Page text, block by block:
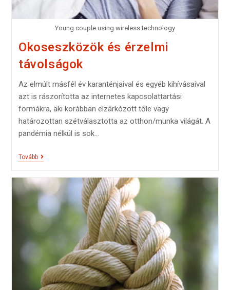
Young couple using wireless technology
Okoseszközök és érzelmi
távolságok
Az elmúlt másfél év karanténjaival és egyéb kihívásaival
azt is rászorította az internetes kapcsolattartási
formákra, aki korábban elzárkózott tőle vagy
határozottan szétválasztotta az otthon/munka világát. A
pandémia nélkül is sok…
Tovább